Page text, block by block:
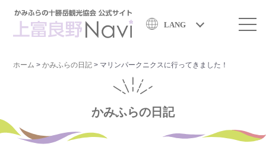
LANG
ホーム >かみふらの日記 > マリンパークニクスに行ってきました！
かみふらの日記